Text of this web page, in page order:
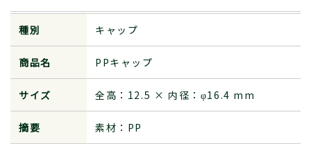
種別 キャップ
商品名 PPキャップ
サイズ 全高：12.5 × 内径：φ16.4 mm
摘要 素材：PP